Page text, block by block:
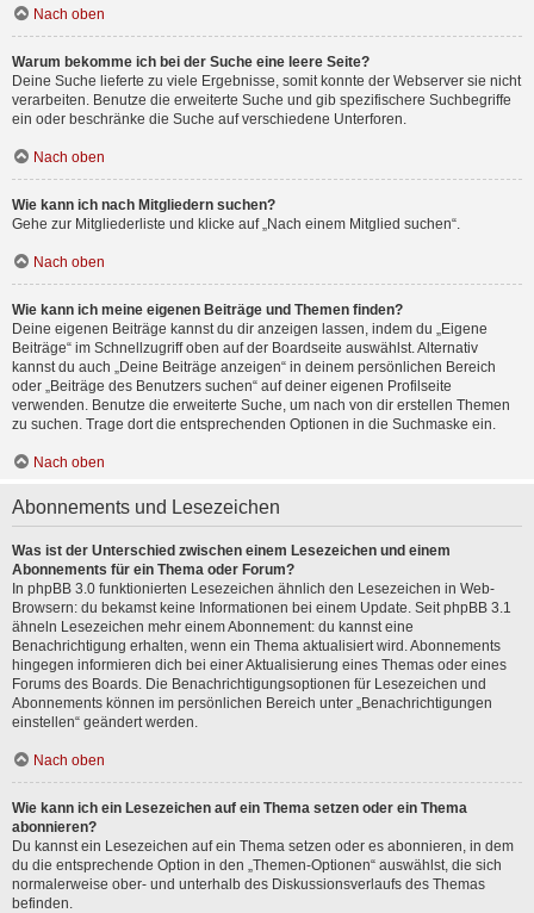
Nach oben
Warum bekomme ich bei der Suche eine leere Seite?
Deine Suche lieferte zu viele Ergebnisse, somit konnte der Webserver sie nicht
verarbeiten. Benutze die erweiterte Suche und gib spezifischere Suchbegriffe
ein oder beschränke die Suche auf verschiedene Unterforen.
Nach oben
Wie kann ich nach Mitgliedern suchen?
Gehe zur Mitgliederliste und klicke auf „Nach einem Mitglied suchen“.
Nach oben
Wie kann ich meine eigenen Beiträge und Themen finden?
Deine eigenen Beiträge kannst du dir anzeigen lassen, indem du „Eigene
Beiträge“ im Schnellzugriff oben auf der Boardseite auswählst. Alternativ
kannst du auch „Deine Beiträge anzeigen“ in deinem persönlichen Bereich
oder „Beiträge des Benutzers suchen“ auf deiner eigenen Profilseite
verwenden. Benutze die erweiterte Suche, um nach von dir erstellen Themen
zu suchen. Trage dort die entsprechenden Optionen in die Suchmaske ein.
Nach oben
Abonnements und Lesezeichen
Was ist der Unterschied zwischen einem Lesezeichen und einem
Abonnements für ein Thema oder Forum?
In phpBB 3.0 funktionierten Lesezeichen ähnlich den Lesezeichen in Web-
Browsern: du bekamst keine Informationen bei einem Update. Seit phpBB 3.1
ähneln Lesezeichen mehr einem Abonnement: du kannst eine
Benachrichtigung erhalten, wenn ein Thema aktualisiert wird. Abonnements
hingegen informieren dich bei einer Aktualisierung eines Themas oder eines
Forums des Boards. Die Benachrichtigungsoptionen für Lesezeichen und
Abonnements können im persönlichen Bereich unter „Benachrichtigungen
einstellen“ geändert werden.
Nach oben
Wie kann ich ein Lesezeichen auf ein Thema setzen oder ein Thema
abonnieren?
Du kannst ein Lesezeichen auf ein Thema setzen oder es abonnieren, in dem
du die entsprechende Option in den „Themen-Optionen“ auswählst, die sich
normalerweise ober- und unterhalb des Diskussionsverlaufs des Themas
befinden.